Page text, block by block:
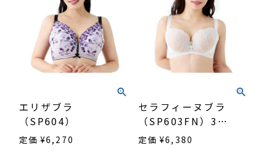
エリザブラ
（SP604）
定価 ¥6,270
セラフィーヌブラ
（SP603FN）3/4
カップ寄せ上げ
定価 ¥6,380